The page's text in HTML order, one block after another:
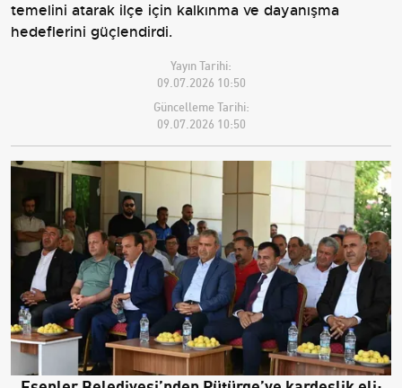
temelini atarak ilçe için kalkınma ve dayanışma
hedeflerini güçlendirdi.
Yayın Tarihi:
09.07.2026 10:50
Güncelleme Tarihi:
09.07.2026 10:50